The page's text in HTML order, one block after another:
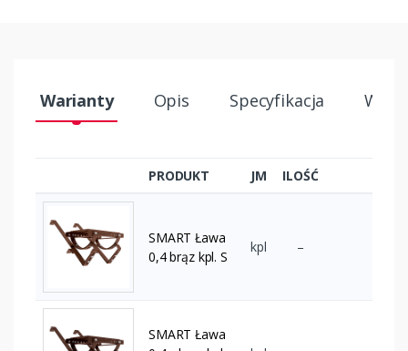
Warianty Opis Specyfikacja
PRODUKT JM ILOŚĆ
SMART Ława
0,4 brąz kpl. S
kpl –
SMART Ława